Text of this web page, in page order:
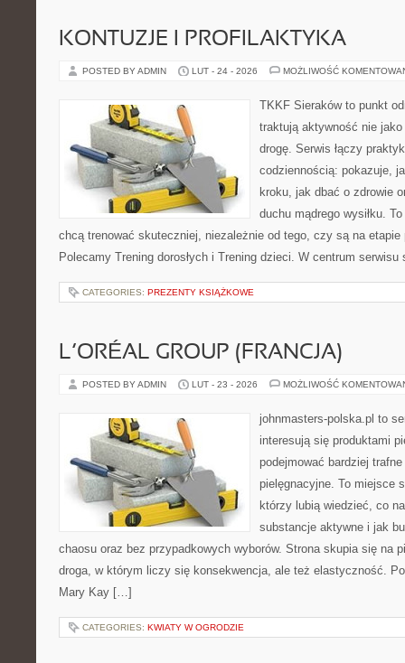
KONTUZJE I PROFILAKTYKA
POSTED BY ADMIN LUT - 24 - 2026 MOŻLIWOŚĆ
TKKF Sieraków to punkt
traktują aktywność nie
drogę. Serwis łączy
codziennością: pokazuje,
kroku, jak dbać o zdrowie
duchu mądrego wysiłku.
chcą trenować skuteczniej, niezależnie od tego, czy są na etapie
Polecamy Trening dorosłych i Trening dzieci. W centrum
CATEGORIES: PREZENTY KSIĄŻKOWE
L’ORÉAL GROUP (FRANCJA)
POSTED BY ADMIN LUT - 23 - 2026 MOŻLIWOŚĆ
johnmasters-polska.pl to
interesują się produktami
podejmować bardziej
pielęgnacyjne. To miejsce
którzy lubią wiedzieć, co
substancje aktywne i jak
chaosu oraz bez przypadkowych wyborów. Strona skupia się na
droga, w którym liczy się konsekwencja, ale też elastyczność.
Mary Kay […]
CATEGORIES: KWIATY W OGRODZIE